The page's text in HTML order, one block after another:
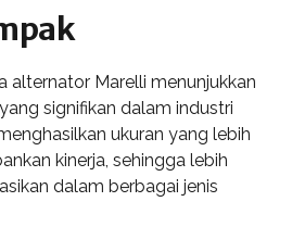
alternator Marelli menunjukkan
signifikan dalam industri
ukuran yang lebih
kinerja, sehingga lebih
dalam berbagai jenis